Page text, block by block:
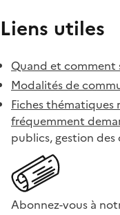
Liens utiles
Quand et comment
Modalités de
Fiches thématiques
fréquemment
publics, gestion
Abonnez-vous à